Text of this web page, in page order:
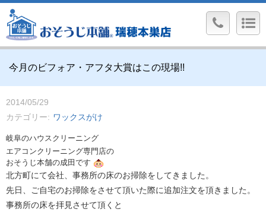
今月のビフォア・アフタ大賞はこの現場!!
2014/05/29
カテゴリー
ワックスがけ
岐阜のハウスクリーニング
エアコンクリーニング専門店の
おそうじ本舗の成田です
北方町にて会社、事務所の床のお掃除をしてきました。
先日、ご自宅のお掃除をさせて頂いた際に追加注文を頂きました。
事務所の床を拝見させて頂くと